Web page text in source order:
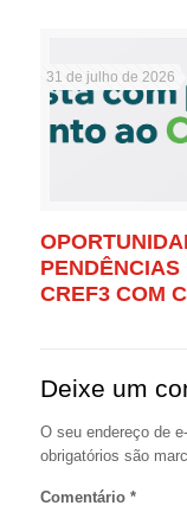
31 de julho de 2026
CREF3 COM
Deixe um
O seu endereço de
obrigatórios são
Comentário *